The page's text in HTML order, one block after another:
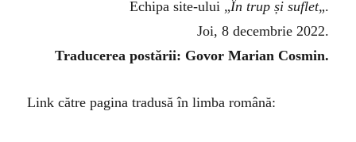
Echipa site-ului „În trup și suflet„.
Joi, 8 decembrie 2022.
Traducerea postării: Govor Marian Cosmin.
Link către pagina tradusă în limba română: